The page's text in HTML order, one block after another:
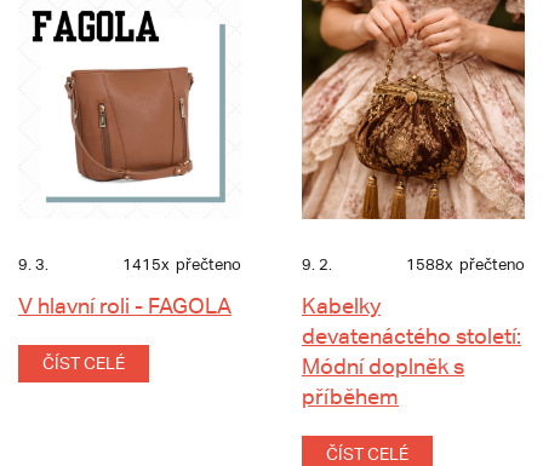
9. 3. 1415x přečteno
V hlavní roli - FAGOLA
ČÍST CELÉ
9. 2. 1588x přečteno
Kabelky
devatenáctého století:
Módní doplněk s
příběhem
ČÍST CELÉ